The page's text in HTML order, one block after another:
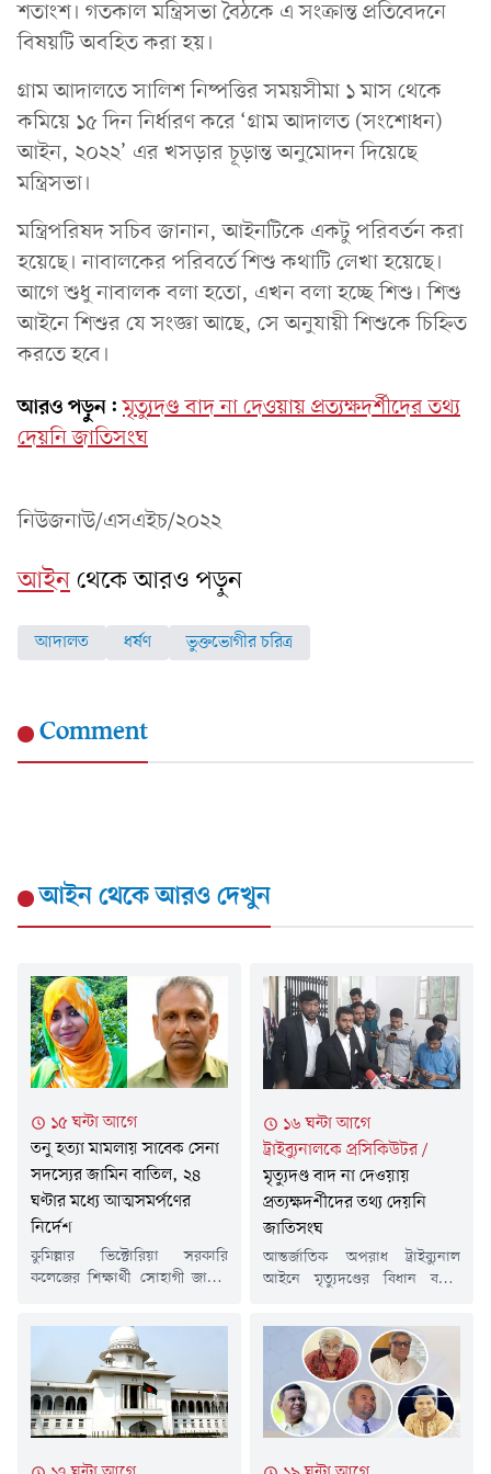
শতাংশ। গতকাল মন্ত্রিসভা বৈঠকে এ সংক্রান্ত প্রতিবেদনে
বিষয়টি অবহিত করা হয়।
গ্রাম আদালতে সালিশ নিষ্পত্তির সময়সীমা ১ মাস থেকে
কমিয়ে ১৫ দিন নির্ধারণ করে ‘গ্রাম আদালত (সংশোধন)
আইন, ২০২২’ এর খসড়ার চূড়ান্ত অনুমোদন দিয়েছে
মন্ত্রিসভা।
মন্ত্রিপরিষদ সচিব জানান, আইনটিকে একটু পরিবর্তন করা
হয়েছে। নাবালকের পরিবর্তে শিশু কথাটি লেখা হয়েছে।
আগে শুধু নাবালক বলা হতো, এখন বলা হচ্ছে শিশু। শিশু
আইনে শিশুর যে সংজ্ঞা আছে, সে অনুযায়ী শিশুকে চিহ্নিত
করতে হবে।
আরও পড়ুন: মৃত্যুদণ্ড বাদ না দেওয়ায় প্রত্যক্ষদর্শীদের তথ্য
দেয়নি জাতিসংঘ
নিউজনাউ/এসএইচ/২০২২
আইনথেকে আরও পড়ুন
আদালত ধর্ষণ ভুক্তভোগীর চরিত্র
Comment
আইনথেকে আরও দেখুন
১৫ ঘন্টা আগে
তনু হত্যা মামলায় সাবেক সেনা
সদস্যের জামিন বাতিল, ২৪
ঘণ্টার মধ্যে আত্মসমর্পণের
নির্দেশ
কুমিল্লার ভিক্টোরিয়া সরকারি
কলেজের শিক্ষার্থী সোহাগী জাহান
সেনাসদস্য হাফিজুর রহমানের
জামিন বাতিল করেছেন আদালত।
একই সঙ্গে তাকে ২৪ ঘণ্টার মধ্যে
আত্মসমর্পণের নির্দেশ দেওয়া
হয়েছে।বৃহস্পতিবার (৬ আগস্ট)
বিষয়টি নিশ্চিত করেন অ্যাটর্নি
১৬ ঘন্টা আগে
ট্রাইব্যুনালকে প্রসিকিউটর/
মৃত্যুদণ্ড বাদ না দেওয়ায়
প্রত্যক্ষদর্শীদের তথ্য দেয়নি
জাতিসংঘ
আন্তর্জাতিক অপরাধ ট্রাইব্যুনাল
আইনে মৃত্যুদণ্ডের বিধান বহাল
ফাইন্ডিং' প্রতিবেদনে ব্যবহৃত
প্রত্যক্ষদর্শীদের তথ্য সরবরাহ
করেনি বলে জানিয়েছেন
প্রসিকিউটর গাজী মোনাওয়ার
হুসাইন তামীম।বৃহস্পতিবার (৬
আগস্ট) আন্তর্জাতিক অপরাধ